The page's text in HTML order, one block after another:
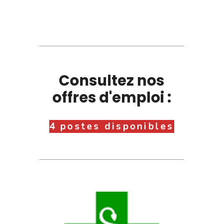
Consultez nos
offres d'emploi :
4 postes disponibles